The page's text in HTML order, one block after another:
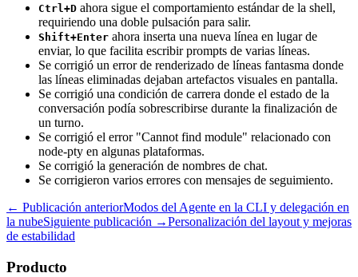
Ctrl+D ahora sigue el comportamiento estándar de la shell,
requiriendo una doble pulsación para salir.
Shift+Enter ahora inserta una nueva línea en lugar de
enviar, lo que facilita escribir prompts de varias líneas.
Se corrigió un error de renderizado de líneas fantasma donde
las líneas eliminadas dejaban artefactos visuales en pantalla.
Se corrigió una condición de carrera donde el estado de la
conversación podía sobrescribirse durante la finalización de
un turno.
Se corrigió el error "Cannot find module" relacionado con
node-pty en algunas plataformas.
Se corrigió la generación de nombres de chat.
Se corrigieron varios errores con mensajes de seguimiento.
← Publicación anteriorModos del Agente en la CLI y delegación en
la nubeSiguiente publicación →Personalización del layout y mejoras
de estabilidad
Producto